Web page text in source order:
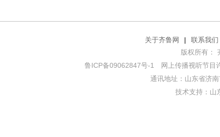
关于齐鲁网 |
联系我们
版权所有：
鲁ICP备09062847号-1
网上传播视听节目
通讯地址：山东省济
技术支持： 山